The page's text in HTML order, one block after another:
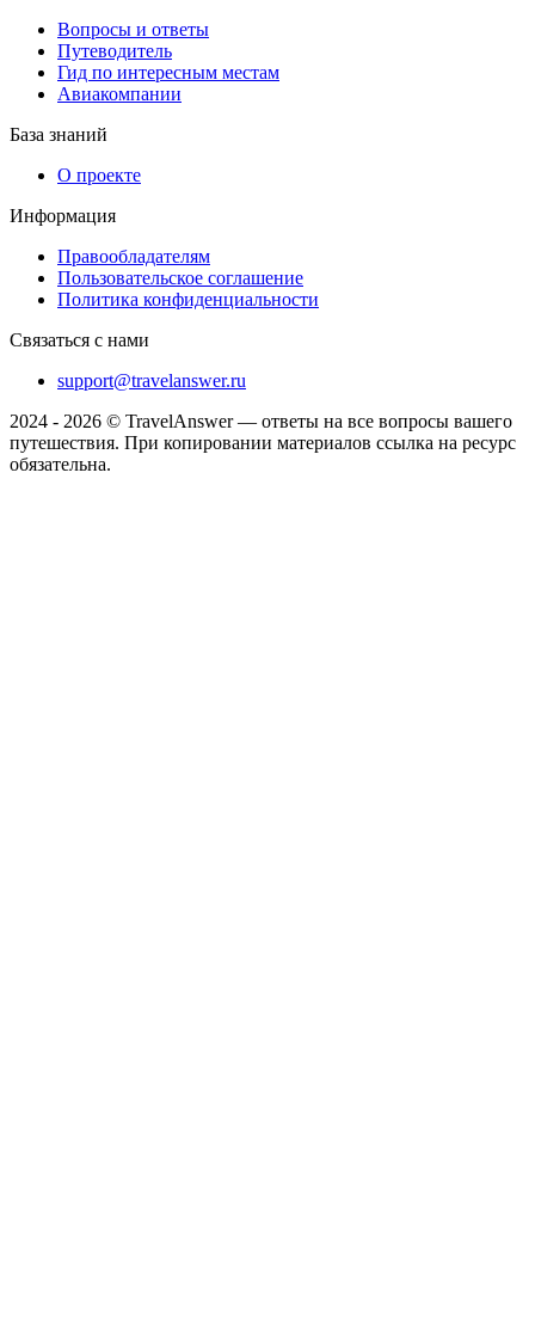
Вопросы и ответы
Путеводитель
Гид по интересным местам
Авиакомпании
База знаний
О проекте
Информация
Правообладателям
Пользовательское соглашение
Политика конфиденциальности
Связаться с нами
support@travelanswer.ru
2024 - 2026 © TravelAnswer — ответы на все вопросы вашего
путешествия. При копировании материалов ссылка на ресурс
обязательна.